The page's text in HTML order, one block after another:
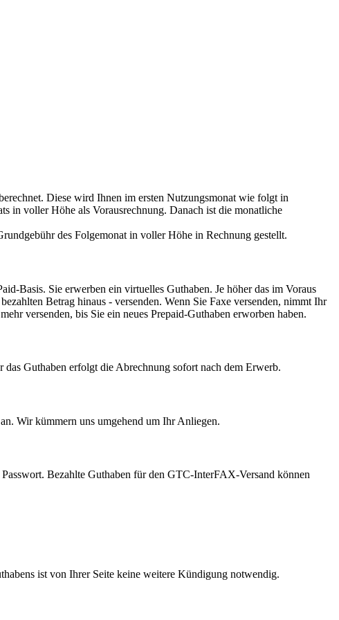
Diese wird Ihnen im ersten Nutzungsmonat wie folgt in
in voller Höhe als Vorausrechnung. Danach ist die monatliche
des Folgemonat in voller Höhe in Rechnung gestellt.
Basis. Sie erwerben ein virtuelles Guthaben. Je höher das im Voraus
Betrag hinaus - versenden. Wenn Sie Faxe versenden, nimmt Ihr
versenden, bis Sie ein neues Prepaid-Guthaben erworben haben.
Guthaben erfolgt die Abrechnung sofort nach dem Erwerb.
Wir kümmern uns umgehend um Ihr Anliegen.
Bezahlte Guthaben für den GTC-InterFAX-Versand können
ist von Ihrer Seite keine weitere Kündigung notwendig.